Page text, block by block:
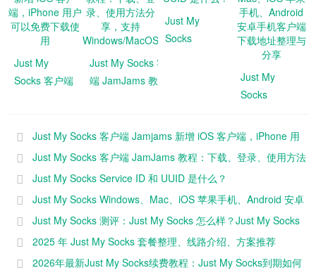
Just My
Socks 客户端
端，iPhone
用户可以免费
Just My Socks 客户
端 JamJams 教程：
Windows/MacOS/iOS
Just My
Socks
Just My
Socks
Mac、iOS 苹
Android 安卓
载地址整理与
分享
Just My Socks 客户端 Jamjams 新增 iOS 客户端，iPhone 用
户可以免费下载使用
Just My Socks 客户端 JamJams 教程：下载、登录、使用方法
分享，支持 Windows/MacOS/iOS
Just My Socks Service ID 和 UUID 是什么？
Just My Socks Windows、Mac、iOS 苹果手机、Android 安卓
手机客户端下载地址整理与分享
Just My Socks 测评：Just My Socks 怎么样？Just My Socks
速度快不快？（2025 年更新）
2025 年 Just My Socks 套餐整理、线路介绍、方案推荐
2026年最新Just My Socks续费教程：Just My Socks到期如何